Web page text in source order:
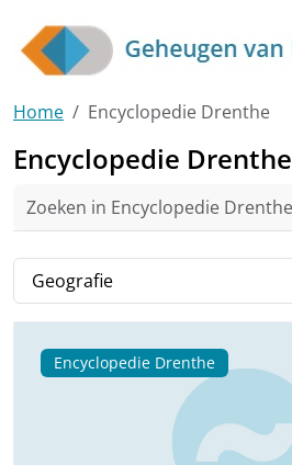
Skip to main content
Home Encyclopedie Drenthe
Encyclopedie Drenthe
Filter op tag
Encyclopedie Drenthe